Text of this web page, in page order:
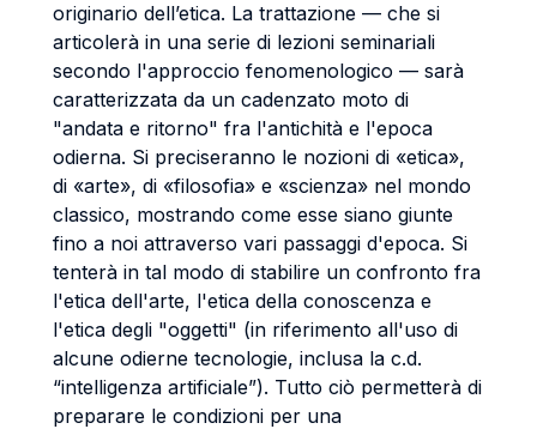
originario dell’etica. La trattazione — che si
articolerà in una serie di lezioni seminariali
secondo l'approccio fenomenologico — sarà
caratterizzata da un cadenzato moto di
"andata e ritorno" fra l'antichità e l'epoca
odierna. Si preciseranno le nozioni di «etica»,
di «arte», di «filosofia» e «scienza» nel mondo
classico, mostrando come esse siano giunte
fino a noi attraverso vari passaggi d'epoca. Si
tenterà in tal modo di stabilire un confronto fra
l'etica dell'arte, l'etica della conoscenza e
l'etica degli "oggetti" (in riferimento all'uso di
alcune odierne tecnologie, inclusa la c.d.
“intelligenza artificiale”). Tutto ciò permetterà di
preparare le condizioni per una